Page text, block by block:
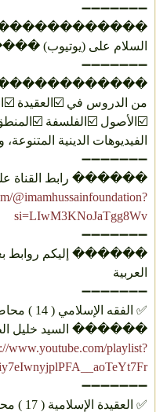
➖➖➖➖➖➖➖
������������ قناة
السلام على
➖➖➖➖➖➖➖
من الدروس في ☑️العقيدة
☑️الأصول ☑️الفلسفة
الفيديوهات الدينية
➖➖➖➖➖➖➖
������ رابط القناة
@imamhussainfoundation?
si=LIwM3KNoJaTgg8Wv
➖➖➖➖➖➖➖
������ إليكم روابط
العربية
➖➖➖➖➖➖➖
✅ الفقه الإسلامي ( 14 ) محاضرة
������ السيد خليل
www.youtube.com/playlist?
➖➖➖➖➖➖➖
✅ العقيدة الإسلامية ( 17 ) محاضرة